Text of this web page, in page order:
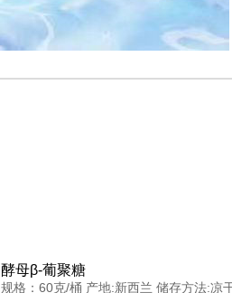
酵母β-葡聚糖
规格：60克/桶 产地:新西兰 储存方法:凉